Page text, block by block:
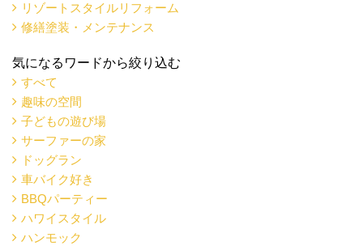
リゾートスタイルリフォーム
修繕塗装・メンテナンス
気になるワードから絞り込む
すべて
趣味の空間
子どもの遊び場
サーファーの家
ドッグラン
車バイク好き
BBQパーティー
ハワイスタイル
ハンモック